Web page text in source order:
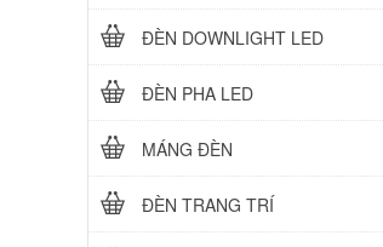
ĐÈN DOWNLIGHT LED
ĐÈN PHA LED
MÁNG ĐÈN
ĐÈN TRANG TRÍ